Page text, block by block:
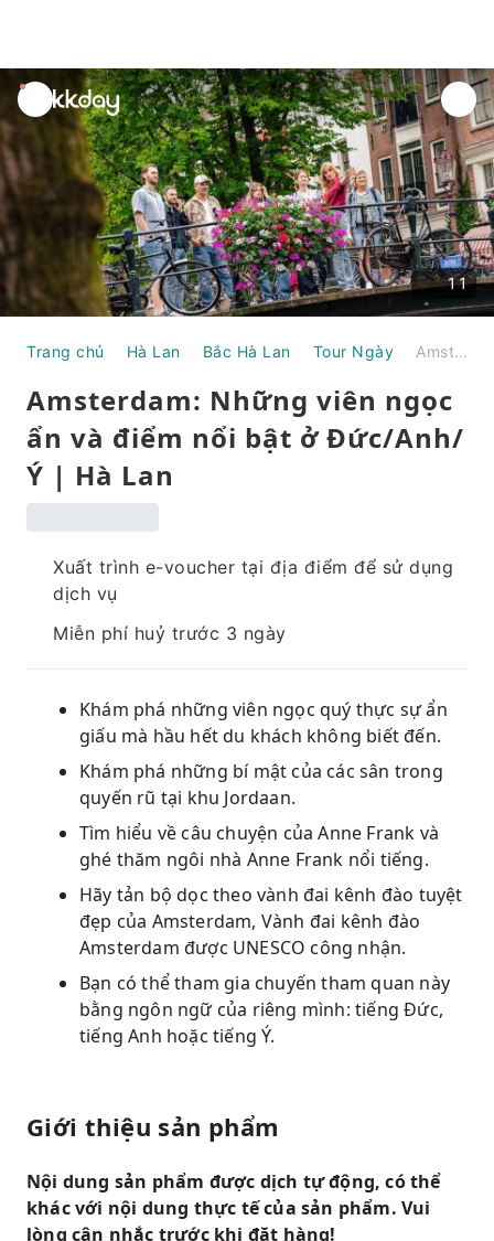
unread
notifications
11
Trang chủ Hà Lan Bắc Hà Lan Tour Ngày Amsterdam: Những viên ngọc ẩn và điểm nổi bật ở Đức/Anh/Ý | Hà Lan
Amsterdam: Những viên ngọc
ẩn và điểm nổi bật ở Đức/Anh/
Ý | Hà Lan
Xuất trình e-voucher tại địa điểm để sử dụng
dịch vụ
Miễn phí huỷ trước 3 ngày
Khám phá những viên ngọc quý thực sự ẩn
giấu mà hầu hết du khách không biết đến.
Khám phá những bí mật của các sân trong
quyến rũ tại khu Jordaan.
Tìm hiểu về câu chuyện của Anne Frank và
ghé thăm ngôi nhà Anne Frank nổi tiếng.
Hãy tản bộ dọc theo vành đai kênh đào tuyệt
đẹp của Amsterdam, Vành đai kênh đào
Amsterdam được UNESCO công nhận.
Bạn có thể tham gia chuyến tham quan này
bằng ngôn ngữ của riêng mình: tiếng Đức,
tiếng Anh hoặc tiếng Ý.
Giới thiệu sản phẩm
Nội dung sản phẩm được dịch tự động, có thể
khác với nội dung thực tế của sản phẩm. Vui
lòng cân nhắc trước khi đặt hàng!